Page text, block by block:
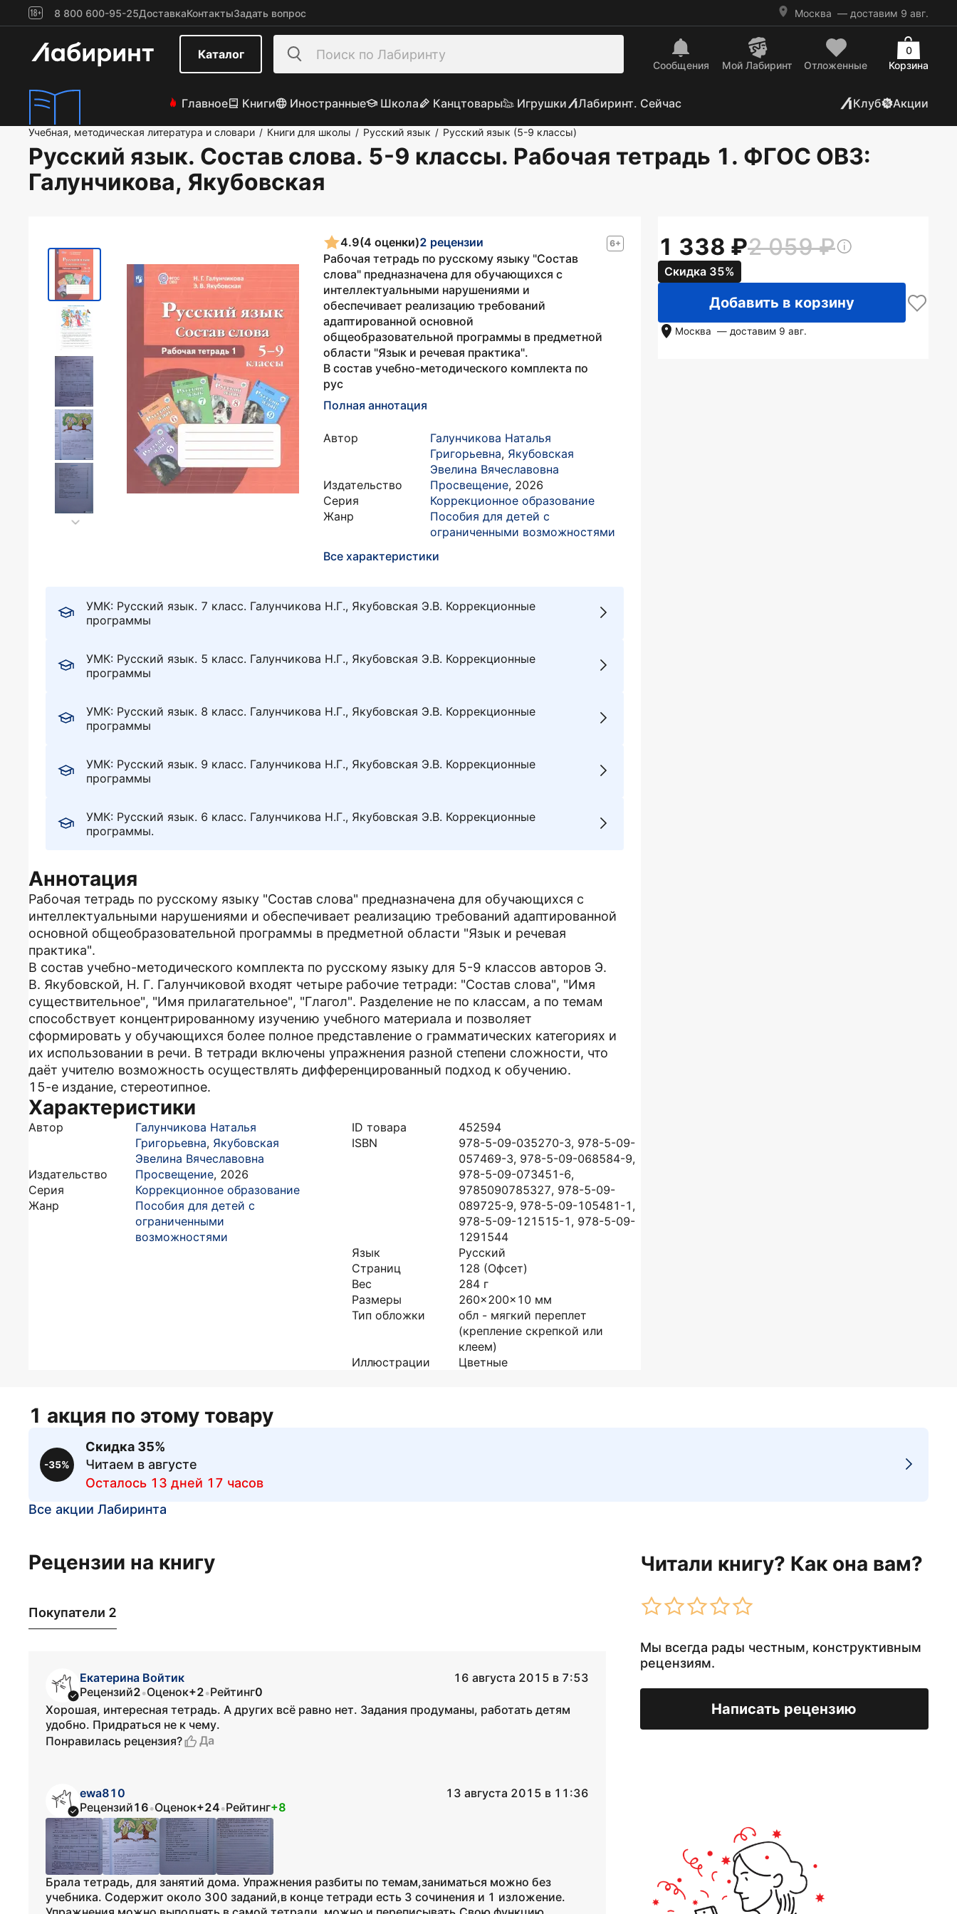
8 800 600-95-25ДоставкаКонтактыЗадать вопрос Москва — доставим 9 авг.
Каталог
Сообщения Mой Лабиринт Отложенные Корзина
0
Главное Книги Иностранные Школа Канцтовары Игрушки Лабиринт. Сейчас Клуб Акции
Учебная, методическая литература и словари / Книги для школы / Русский язык / Русский язык (5-9 классы)
Русский язык. Состав слова. 5-9 классы. Рабочая тетрадь 1. ФГОС ОВЗ:
Галунчикова, Якубовская
6+
4.9(4 оценки)2 рецензии
Рабочая тетрадь по русскому языку "Состав
слова" предназначена для обучающихся с
интеллектуальными нарушениями и
обеспечивает реализацию требований
адаптированной основной
общеобразовательной программы в предметной
области "Язык и речевая практика".
В состав учебно-методического комплекта по
рус
Полная аннотация
Автор
Галунчикова Наталья
Григорьевна, Якубовская
Эвелина Вячеславовна
Издательство
Просвещение, 2026
Серия
Коррекционное образование
Жанр
Пособия для детей с
ограниченными возможностями
Все характеристики
УМК: Русский язык. 7 класс. Галунчикова Н.Г., Якубовская Э.В. Коррекционные
программы
УМК: Русский язык. 5 класс. Галунчикова Н.Г., Якубовская Э.В. Коррекционные
программы
УМК: Русский язык. 8 класс. Галунчикова Н.Г., Якубовская Э.В. Коррекционные
программы
УМК: Русский язык. 9 класс. Галунчикова Н.Г., Якубовская Э.В. Коррекционные
программы
УМК: Русский язык. 6 класс. Галунчикова Н.Г., Якубовская Э.В. Коррекционные
программы.
Аннотация
Рабочая тетрадь по русскому языку "Состав слова" предназначена для обучающихся с
интеллектуальными нарушениями и обеспечивает реализацию требований адаптированной
основной общеобразовательной программы в предметной области "Язык и речевая
практика".
В состав учебно-методического комплекта по русскому языку для 5-9 классов авторов Э.
В. Якубовской, Н. Г. Галунчиковой входят четыре рабочие тетради: "Состав слова", "Имя
существительное", "Имя прилагательное", "Глагол". Разделение не по классам, а по темам
способствует концентрированному изучению учебного материала и позволяет
сформировать у обучающихся более полное представление о грамматических категориях и
их использовании в речи. В тетради включены упражнения разной степени сложности, что
даёт учителю возможность осуществлять дифференцированный подход к обучению.
15-е издание, стереотипное.
Характеристики
Автор
Галунчикова Наталья
Григорьевна, Якубовская
Эвелина Вячеславовна
Издательство
Просвещение, 2026
Серия
Коррекционное образование
Жанр
Пособия для детей с
ограниченными
возможностями
ID товара
452594
ISBN
978-5-09-035270-3, 978-5-09-
057469-3, 978-5-09-068584-9,
978-5-09-073451-6,
9785090785327, 978-5-09-
089725-9, 978-5-09-105481-1,
978-5-09-121515-1, 978-5-09-
1291544
Язык
Русский
Страниц
128 (Офсет)
Вес
284 г
Размеры
260x200x10 мм
Тип обложки
обл - мягкий переплет
(крепление скрепкой или
клеем)
Иллюстрации
Цветные
1 338 2 059
Скидка 35%
Добавить в корзину
Москва — доставим 9 авг.
1 акция по этому товару
-35%
Скидка 35%
Читаем в августе
Осталось 13 дней 17 часов
Все акции Лабиринта
Рецензии на книгу Читали книгу? Как она вам?
Мы всегда рады честным, конструктивным
рецензиям.
Написать рецензию
Покупатели 2
Екатерина Войтик
16 августа 2015 в 7:53
Рецензий2•Оценок+2•Рейтинг0
Хорошая, интересная тетрадь. А других всё равно нет. Задания продуманы, работать детям
удобно. Придраться не к чему.
Понравилась рецензия?
Да
ewa810
13 августа 2015 в 11:36
Рецензий16•Оценок+24•Рейтинг+8
Брала тетрадь, для занятий дома. Упражнения разбиты по темам,заниматься можно без
учебника. Содержит около 300 заданий,в конце тетради есть 3 сочинения и 1 изложение.